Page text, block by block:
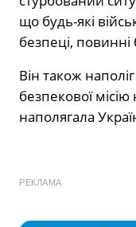
що будь-які
безпеці,
Він також
безпекової місію
наполягала
РЕКЛАМА